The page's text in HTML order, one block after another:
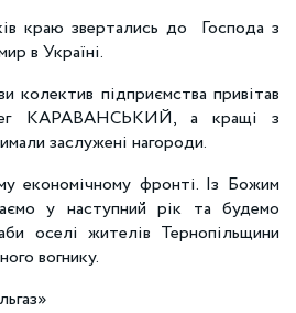
краю звертались до Господа з
в Україні.
колектив підприємства привітав
КАРАВАНСЬКИЙ, а кращі з
заслужені нагороди.
економічному фронті. Із Божим
у наступний рік та будемо
оселі жителів Тернопільщини
вогнику.